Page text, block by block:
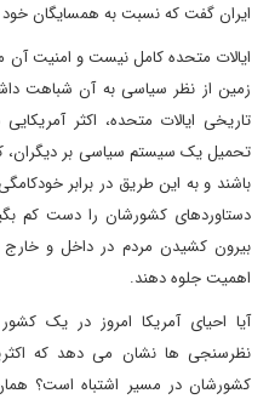
ایران گفت که نسبت به همسایگان خود
ایالات متحده کامل نیست و امنیت
زمین از نظر سیاسی به آن شباهت
تاریخی ایالات متحده، اکثر
تحمیل یک سیستم سیاسی بر دیگران،
باشند و به این طریق در برابر
دستاوردهای کشورشان را دست کم
بیرون کشیدن مردم در داخل و خارج
اهمیت جلوه دهند.
آیا احیای آمریکا امروز در یک
نظرسنجی ها نشان می دهد که
کشورشان در مسیر اشتباه است؟